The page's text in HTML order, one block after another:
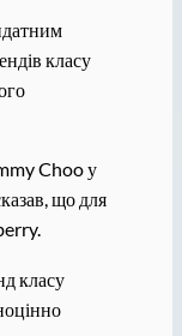
класу
Choo у
що для
класу